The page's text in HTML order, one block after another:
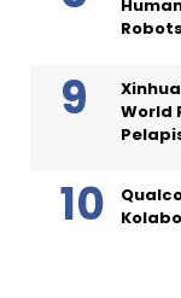
World